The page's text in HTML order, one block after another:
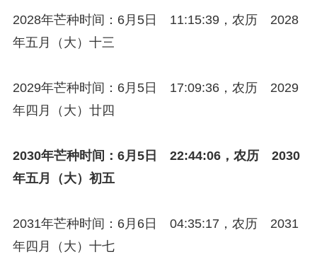
2028年芒种时间：6月5日 11:15:39，农历 2028
年五月（大）十三
2029年芒种时间：6月5日 17:09:36，农历 2029
年四月（大）廿四
2030年芒种时间：6月5日 22:44:06，农历 2030
年五月（大）初五
2031年芒种时间：6月6日 04:35:17，农历 2031
年四月（大）十七